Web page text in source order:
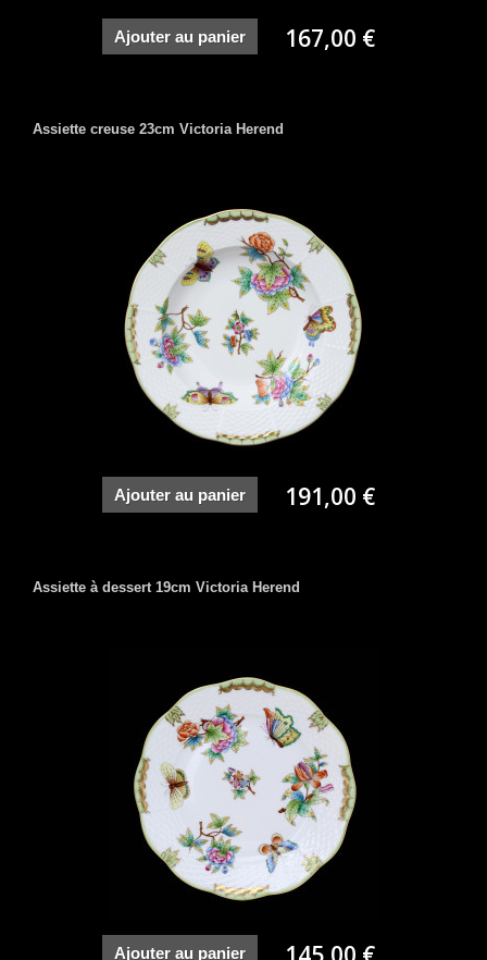
Ajouter au panier 167,00 €
Assiette creuse 23cm Victoria Herend
Ajouter au panier 191,00 €
Assiette à dessert 19cm Victoria Herend
Ajouter au panier